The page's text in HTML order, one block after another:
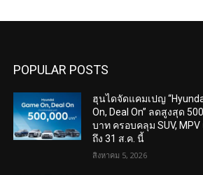
POPULAR POSTS
ฮุนไดจัดแคมเปญ
On, Deal On” ลดสูงสุด
บาท ครอบคลุม SUV, MPV
ถึง 31 ส.ค. นี้
สิงหาคม 5, 2026